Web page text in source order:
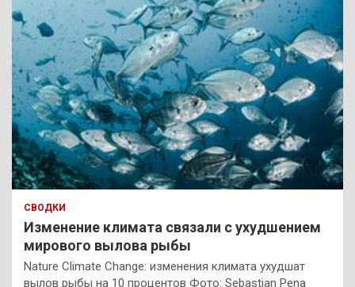
СВОДКИ
Изменение климата связали с ухудшением
мирового вылова рыбы
Nature Climate Change: изменения климата ухудшат
вылов рыбы на 10 процентов Фото: Sebastian Pena